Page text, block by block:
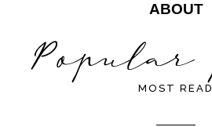
ABOUT
MOST READ